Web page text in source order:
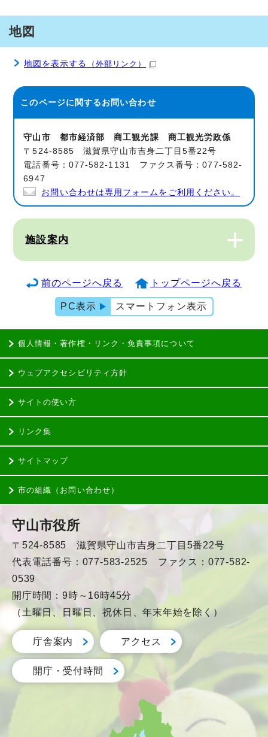
地図
地図を表示する （外部リンク）
このページに関するお問い合わせ
守山市 都市経済部 商工観光課 商工観光労政係
〒524-8585 滋賀県守山市吉身二丁目5番22号
電話番号：077-582-1131 ファクス番号：077-582-
6947
お問い合わせは専用フォームをご利用ください。
施設案内
前のページへ戻る トップページへ戻る
PC表示 スマートフォン表示
個人情報・著作権・リンク・免責事項について
ウェブアクセシビリティ方針
サイトの使い方
リンク集
サイトマップ
市の組織（お問い合わせ）
守山市役所
〒524-8585 滋賀県守山市吉身二丁目5番22号
代表電話番号：077-583-2525 ファクス：077-582-
0539
開庁時間：9時～16時45分
（土曜日、日曜日、祝休日、年末年始を除く）
庁舎案内 アクセス
開庁・受付時間